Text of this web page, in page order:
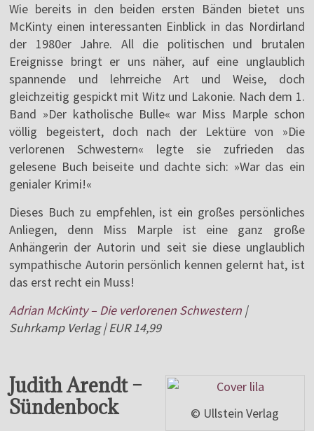
Wie bereits in den beiden ersten Bänden bietet uns
McKinty einen interessanten Einblick in das Nordirland
der 1980er Jahre. All die politischen und brutalen
Ereignisse bringt er uns näher, auf eine unglaublich
spannende und lehrreiche Art und Weise, doch
gleichzeitig gespickt mit Witz und Lakonie. Nach dem 1.
Band »Der katholische Bulle« war Miss Marple schon
völlig begeistert, doch nach der Lektüre von »Die
verlorenen Schwestern« legte sie zufrieden das
gelesene Buch beiseite und dachte sich: »War das ein
genialer Krimi!«
Dieses Buch zu empfehlen, ist ein großes persönliches
Anliegen, denn Miss Marple ist eine ganz große
Anhängerin der Autorin und seit sie diese unglaublich
sympathische Autorin persönlich kennen gelernt hat, ist
das erst recht ein Muss!
Adrian McKinty – Die verlorenen Schwestern |
Suhrkamp Verlag | EUR 14,99
© Ullstein Verlag
Judith Arendt –
Sündenbock